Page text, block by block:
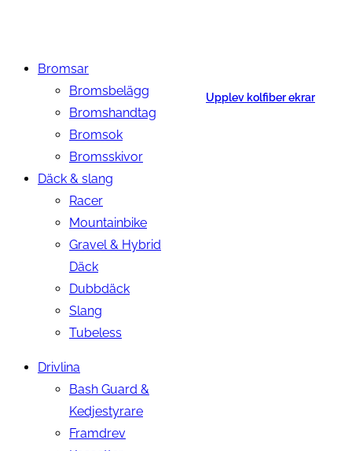
Bromsar
Bromsbelägg
Bromshandtag
Bromsok
Bromsskivor
Däck & slang
Racer
Mountainbike
Gravel & Hybrid
Däck
Dubbdäck
Slang
Tubeless
Drivlina
Bash Guard &
Kedjestyrare
Framdrev
Upplev kolfiber ekrar